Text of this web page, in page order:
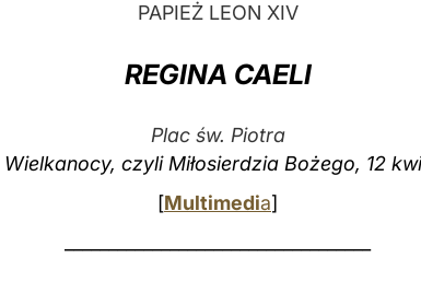
PAPIEŻ LEON XIV
REGINA CAELI
Plac św. Piotra
czyli Miłosierdzia Bożego, 12
[Multimedia]